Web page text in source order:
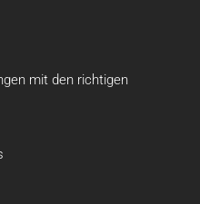
mit den richtigen